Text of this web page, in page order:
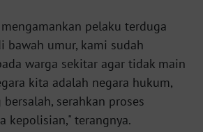
pelaku terduga
bawah umur, kami sudah
warga sekitar agar tidak main
kita adalah negara hukum,
serahkan proses
kepolisian," terangnya.